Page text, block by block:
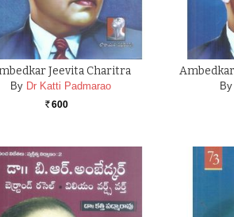
Jeevita Charitra
By Dr Katti Padmarao
Rs. 600
By